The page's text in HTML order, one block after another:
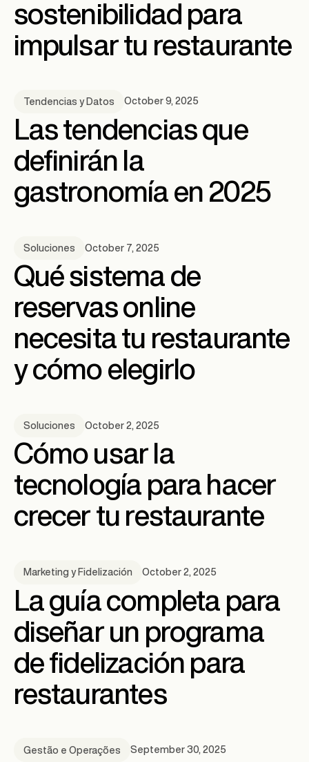
sostenibilidad para
impulsar tu restaurante
Tendencias y Datos October 9, 2025
Las tendencias que
definirán la
gastronomía en 2025
Soluciones October 7, 2025
Qué sistema de
reservas online
necesita tu restaurante
y cómo elegirlo
Soluciones October 2, 2025
Cómo usar la
tecnología para hacer
crecer tu restaurante
Marketing y Fidelización October 2, 2025
La guía completa para
diseñar un programa
de fidelización para
restaurantes
Gestão e Operações September 30, 2025